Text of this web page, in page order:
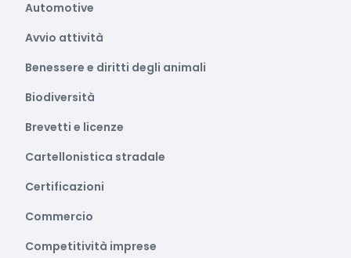
Automotive
Avvio attività
Benessere e diritti degli animali
Biodiversità
Brevetti e licenze
Cartellonistica stradale
Certificazioni
Commercio
Competitività imprese